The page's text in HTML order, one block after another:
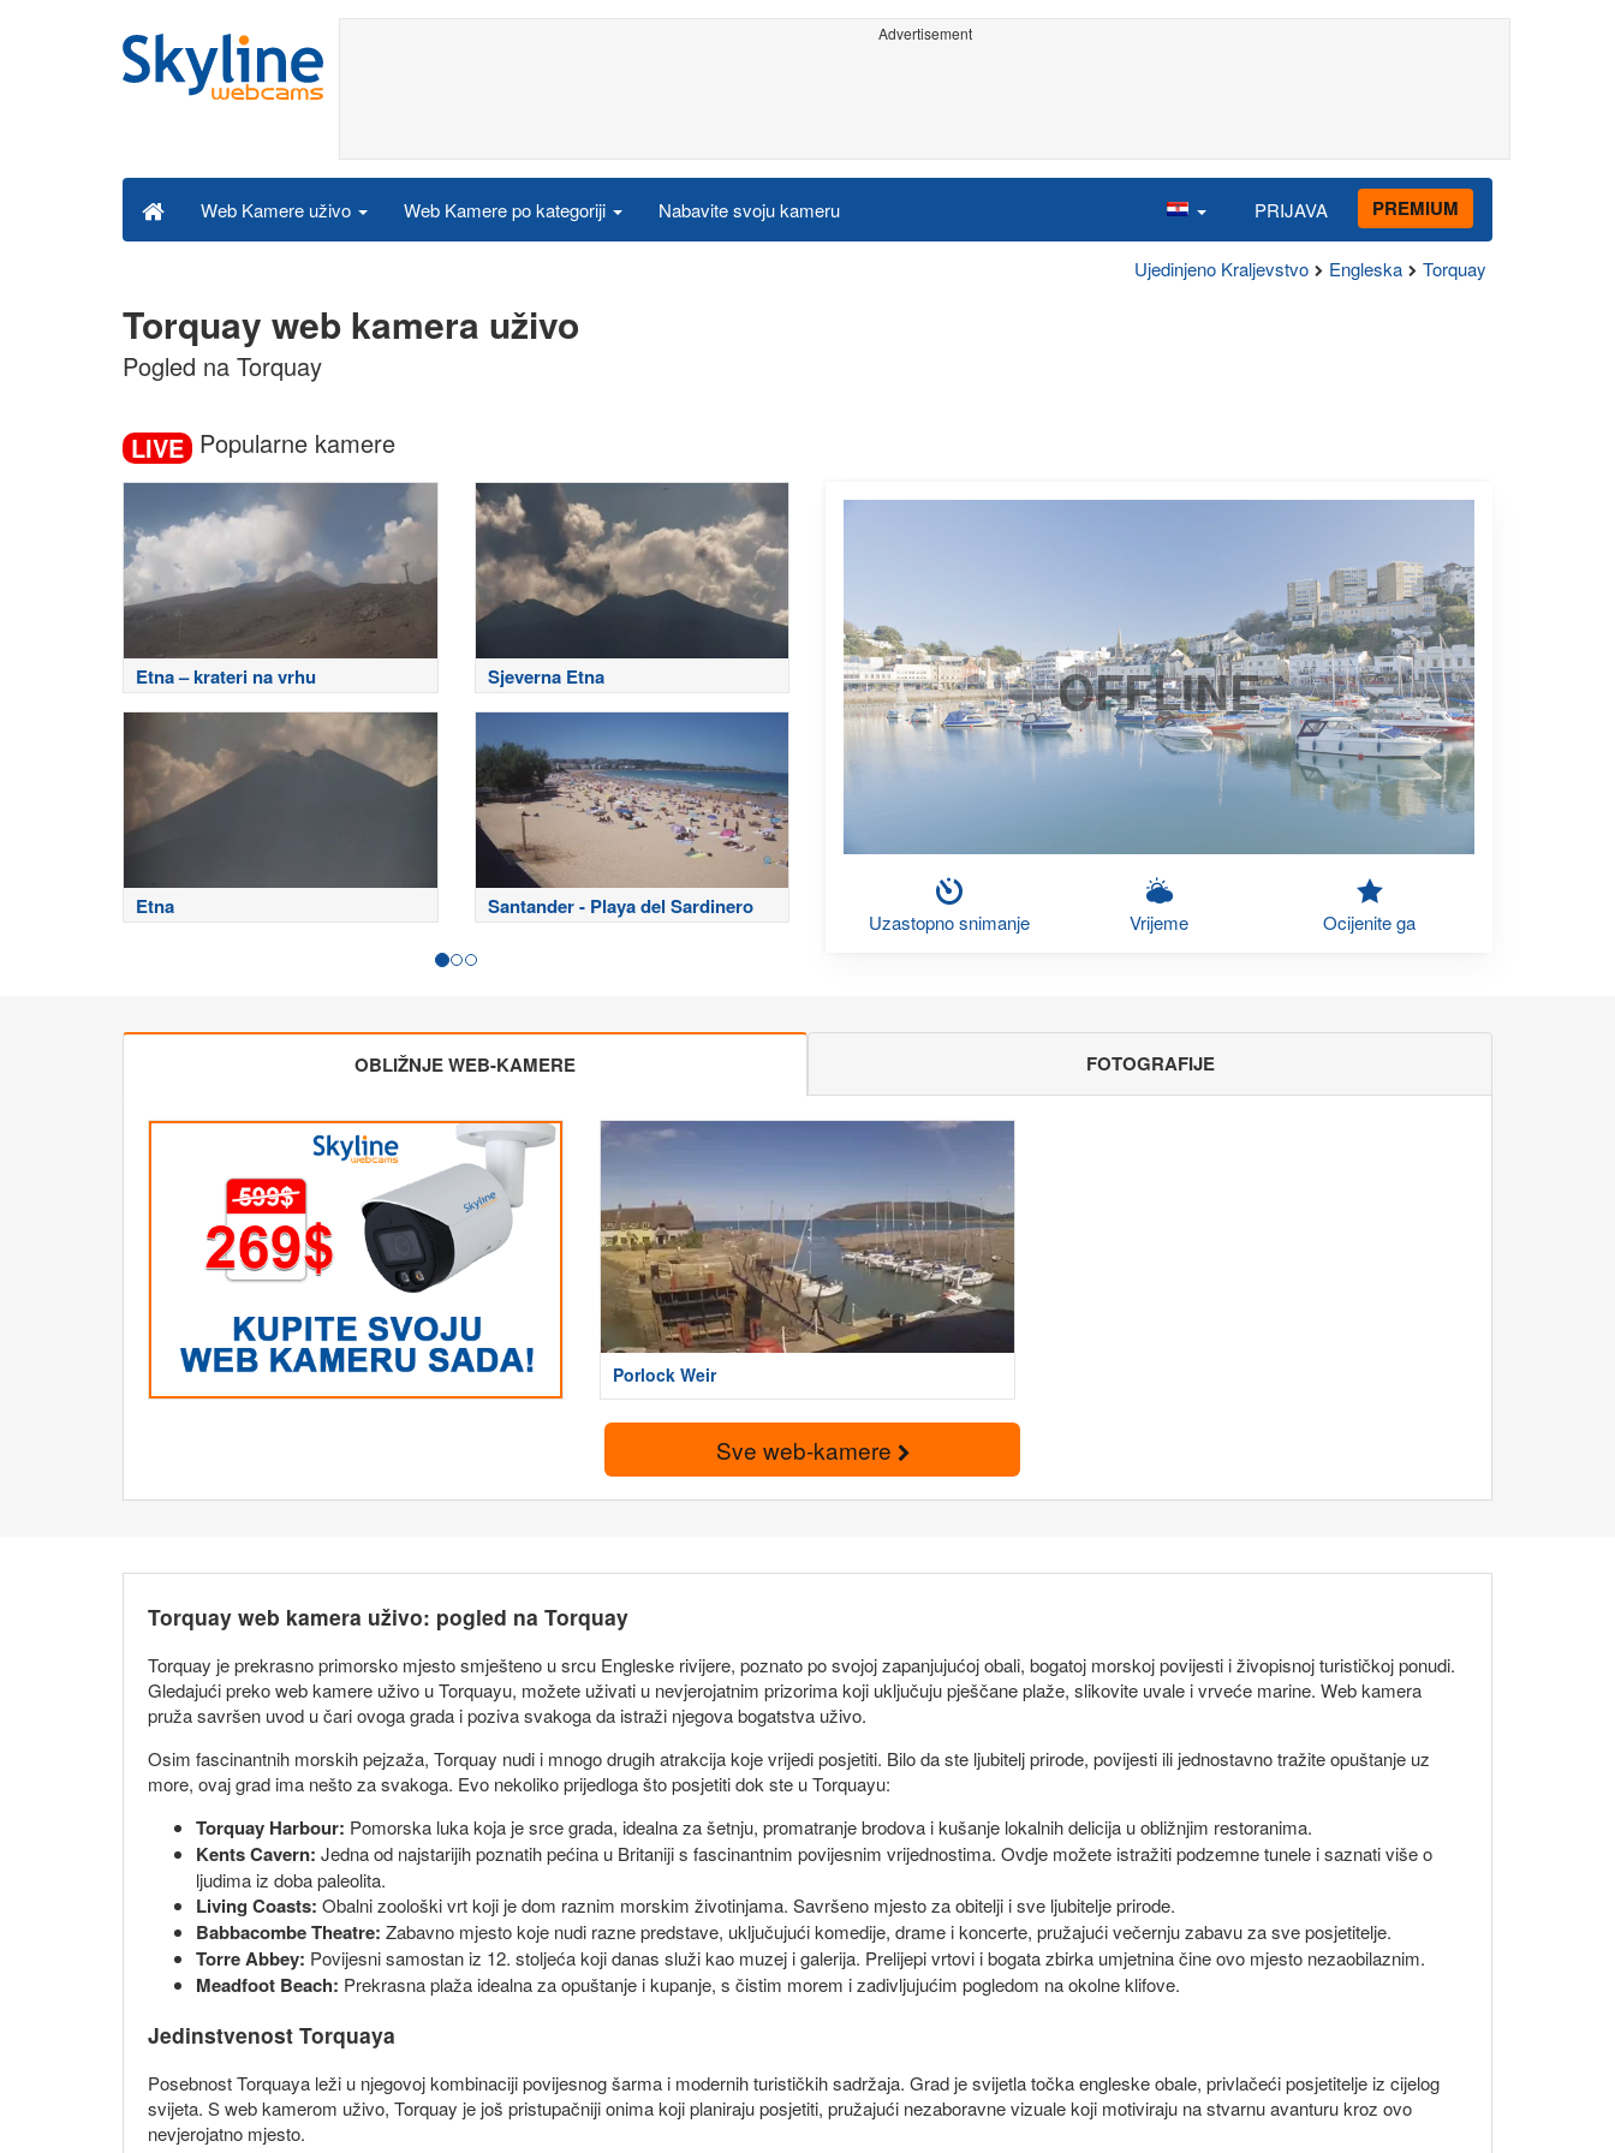
Advertisement
Web Kamere uživo Web Kamere po kategoriji Nabavite svoju kameru PRIJAVA PREMIUM
Ujedinjeno Kraljevstvo Engleska Torquay
Torquay web kamera uživo
Pogled na Torquay
LIVE Popularne kamere
Etna – krateri na vrhu Sjeverna Etna
Etna Santander - Playa del Sardinero
OFFLINE
Uzastopno snimanje Vrijeme Ocijenite ga
OBLIŽNJE WEB-KAMERE FOTOGRAFIJE
Porlock Weir
Sve web-kamere
Torquay web kamera uživo: pogled na Torquay
Torquay je prekrasno primorsko mjesto smješteno u srcu Engleske rivijere, poznato po svojoj zapanjujućoj obali, bogatoj morskoj povijesti i živopisnoj turističkoj ponudi.
Gledajući preko web kamere uživo u Torquayu, možete uživati u nevjerojatnim prizorima koji uključuju pješčane plaže, slikovite uvale i vrveće marine. Web kamera
pruža savršen uvod u čari ovoga grada i poziva svakoga da istraži njegova bogatstva uživo.
Osim fascinantnih morskih pejzaža, Torquay nudi i mnogo drugih atrakcija koje vrijedi posjetiti. Bilo da ste ljubitelj prirode, povijesti ili jednostavno tražite opuštanje uz
more, ovaj grad ima nešto za svakoga. Evo nekoliko prijedloga što posjetiti dok ste u Torquayu:
Torquay Harbour: Pomorska luka koja je srce grada, idealna za šetnju, promatranje brodova i kušanje lokalnih delicija u obližnjim restoranima.
Kents Cavern: Jedna od najstarijih poznatih pećina u Britaniji s fascinantnim povijesnim vrijednostima. Ovdje možete istražiti podzemne tunele i saznati više o
ljudima iz doba paleolita.
Living Coasts: Obalni zoološki vrt koji je dom raznim morskim životinjama. Savršeno mjesto za obitelji i sve ljubitelje prirode.
Babbacombe Theatre: Zabavno mjesto koje nudi razne predstave, uključujući komedije, drame i koncerte, pružajući večernju zabavu za sve posjetitelje.
Torre Abbey: Povijesni samostan iz 12. stoljeća koji danas služi kao muzej i galerija. Prelijepi vrtovi i bogata zbirka umjetnina čine ovo mjesto nezaobilaznim.
Meadfoot Beach: Prekrasna plaža idealna za opuštanje i kupanje, s čistim morem i zadivljujućim pogledom na okolne klifove.
Jedinstvenost Torquaya
Posebnost Torquaya leži u njegovoj kombinaciji povijesnog šarma i modernih turističkih sadržaja. Grad je svijetla točka engleske obale, privlačeći posjetitelje iz cijelog
svijeta. S web kamerom uživo, Torquay je još pristupačniji onima koji planiraju posjetiti, pružajući nezaboravne vizuale koji motiviraju na stvarnu avanturu kroz ovo
nevjerojatno mjesto.